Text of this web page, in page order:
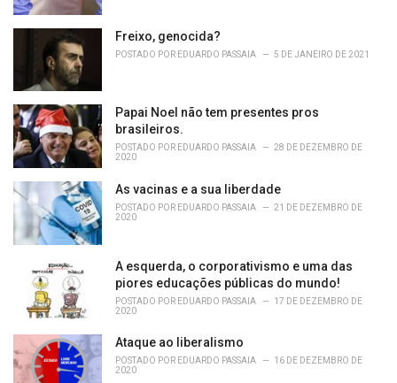
Freixo, genocida?
POSTADO POR EDUARDO PASSAIA 5 DE JANEIRO DE 2021
Papai Noel não tem presentes pros
brasileiros.
POSTADO POR EDUARDO PASSAIA
28 DE DEZEMBRO DE
2020
As vacinas e a sua liberdade
POSTADO POR EDUARDO PASSAIA
21 DE DEZEMBRO DE
2020
A esquerda, o corporativismo e uma das
piores educações públicas do mundo!
POSTADO POR EDUARDO PASSAIA
17 DE DEZEMBRO DE
2020
Ataque ao liberalismo
POSTADO POR EDUARDO PASSAIA
16 DE DEZEMBRO DE
2020